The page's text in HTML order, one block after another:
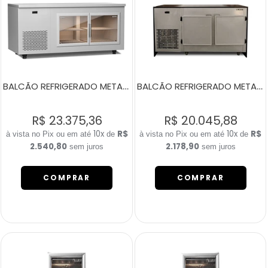
BALCÃO REFRIGERADO METALIC HOME BRANCO 2 PORTAS DE VIDRO E LED
R$ 23.375,36
10xde R$
2.540,80 sem juros
COMPRAR
BALCÃO REFRIGERADO METALIC EM INOX 2 PORTAS
R$ 20.045,88
10x de R$
2.178,90sem juros
COMPRAR